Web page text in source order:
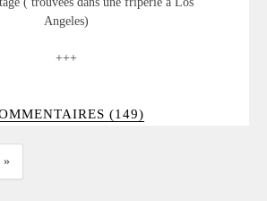
Angeles)
+++
(149)
»